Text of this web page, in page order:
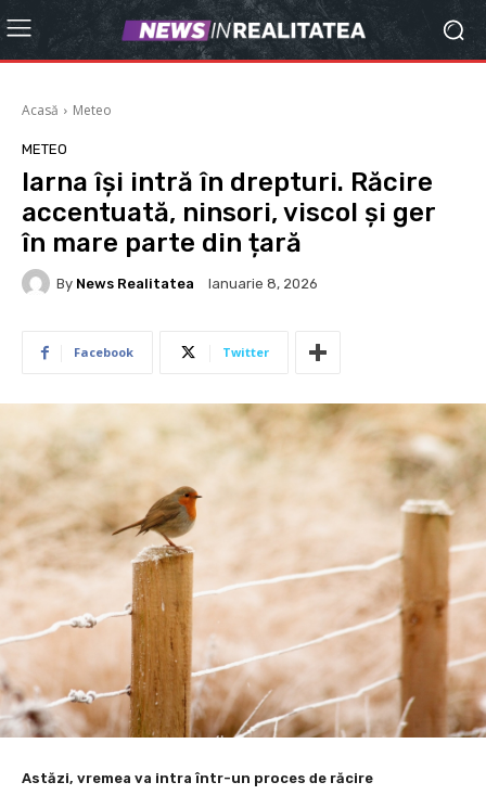
Acasă Meteo
METEO
Iarna își intră în drepturi. Răcire
accentuată, ninsori, viscol și ger
în mare parte din țară
By News Realitatea Ianuarie 8, 2026
Facebook Twitter
Astăzi, vremea va intra într-un proces de răcire